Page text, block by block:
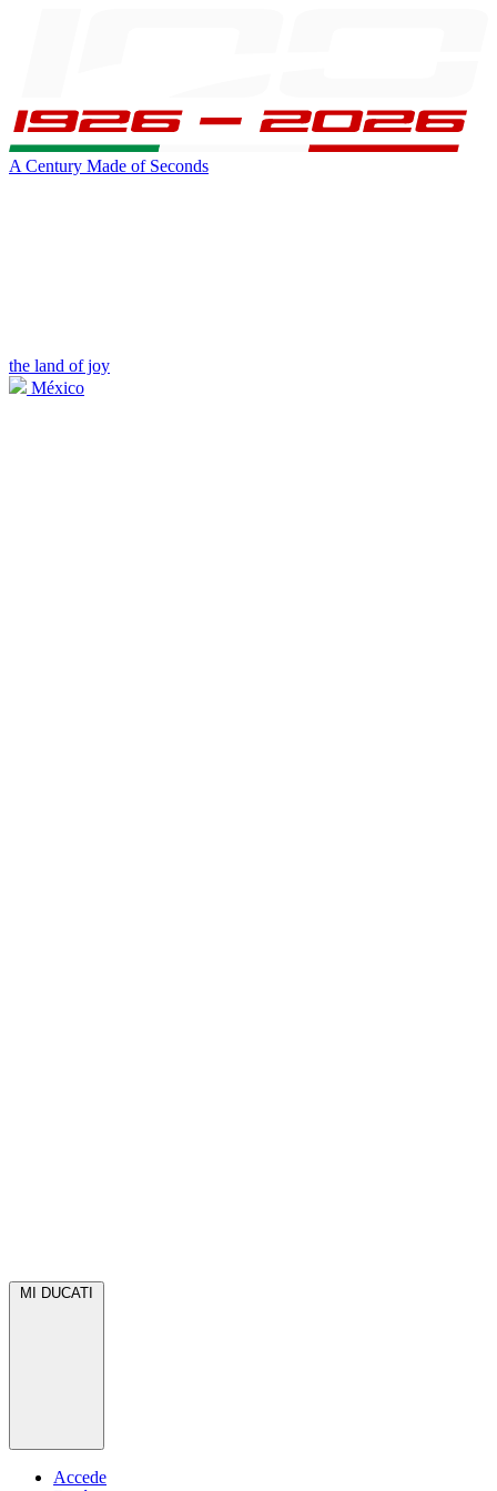
A Century Made of Seconds
the land of joy
México
MI DUCATI
Accede